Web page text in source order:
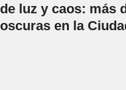
de luz y caos: más
oscuras en la